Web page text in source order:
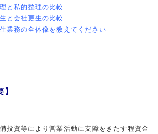
と私的整理の比較
と会社更生の比較
業務の全体像を教えてください
投資等により営業活動に支障をきたす程資金